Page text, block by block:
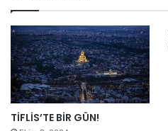
TİFLİS’TE BİR GÜN!